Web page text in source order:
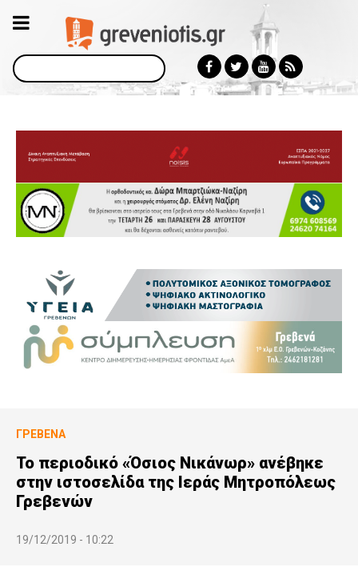
Αναζήτηση
ΓΡΕΒΕΝΆ
Το περιοδικό «Όσιος Νικάνωρ» ανέβηκε
στην ιστοσελίδα της Ιεράς Μητροπόλεως
Γρεβενών
19/12/2019 - 10:22